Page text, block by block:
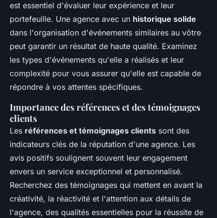
est essentiel d'évaluer leur expérience et leur
portefeuille. Une agence avec un historique solide
dans l'organisation d'événements similaires au vôtre
peut garantir un résultat de haute qualité. Examinez
les types d'événements qu'elle a réalisés et leur
complexité pour vous assurer qu'elle est capable de
répondre à vos attentes spécifiques.
Importance des références et des témoignages
clients
Les références et témoignages clients sont des
indicateurs clés de la réputation d'une agence. Les
avis positifs soulignent souvent leur engagement
envers un service exceptionnel et personnalisé.
Recherchez des témoignages qui mettent en avant la
créativité, la réactivité et l'attention aux détails de
l'agence, des qualités essentielles pour la réussite de